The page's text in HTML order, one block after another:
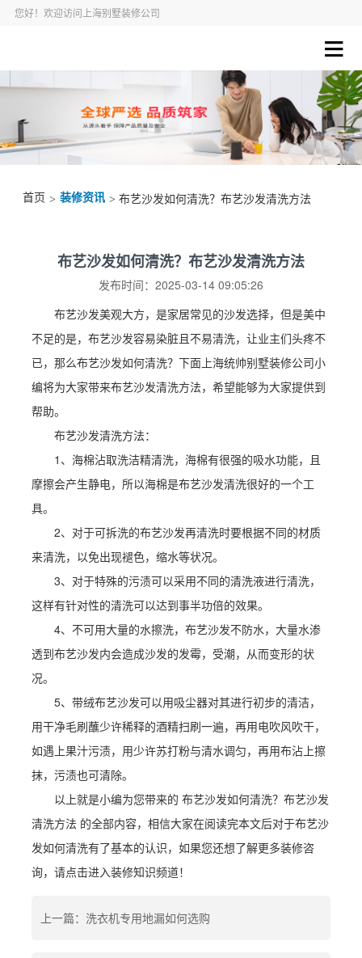
您好！欢迎访问上海别墅装修公司
首页 > 装修资讯 > 布艺沙发如何清洗？布艺沙发清洗方法
布艺沙发如何清洗？布艺沙发清洗方法
发布时间：2025-03-14 09:05:26
布艺沙发美观大方，是家居常见的沙发选择，但是美中
不足的是，布艺沙发容易染脏且不易清洗，让业主们头疼不
已，那么布艺沙发如何清洗？下面上海统帅别墅装修公司小
编将为大家带来布艺沙发清洗方法，希望能够为大家提供到
帮助。
布艺沙发清洗方法：
1、海棉沾取洗洁精清洗，海棉有很强的吸水功能，且
摩擦会产生静电，所以海棉是布艺沙发清洗很好的一个工
具。
2、对于可拆洗的布艺沙发再清洗时要根据不同的材质
来清洗，以免出现褪色，缩水等状况。
3、对于特殊的污渍可以采用不同的清洗液进行清洗，
这样有针对性的清洗可以达到事半功倍的效果。
4、不可用大量的水擦洗，布艺沙发不防水，大量水渗
透到布艺沙发内会造成沙发的发霉，受潮，从而变形的状
况。
5、带绒布艺沙发可以用吸尘器对其进行初步的清洁，
用干净毛刷蘸少许稀释的酒精扫刷一遍，再用电吹风吹干，
如遇上果汁污渍，用少许苏打粉与清水调匀，再用布沾上擦
抹，污渍也可清除。
以上就是小编为您带来的 布艺沙发如何清洗？布艺沙发
清洗方法 的全部内容，相信大家在阅读完本文后对于布艺沙
发如何清洗有了基本的认识，如果您还想了解更多装修咨
询，请点击进入装修知识频道！
上一篇：洗衣机专用地漏如何选购